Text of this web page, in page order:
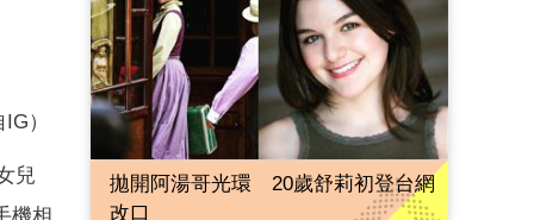
）
兒
拋開阿湯哥光環 20歲舒莉初登台網
改口